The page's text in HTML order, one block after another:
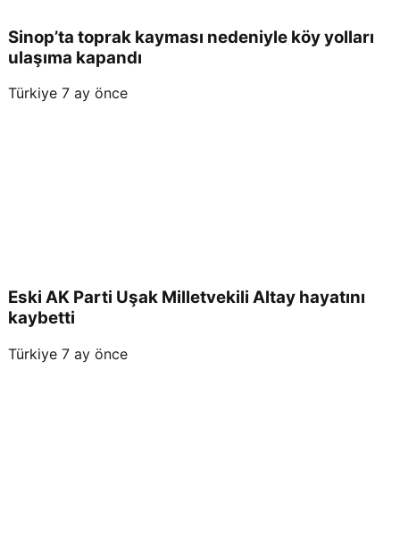
Sinop’ta toprak kayması nedeniyle köy yolları
ulaşıma kapandı
Türkiye 7 ay önce
Eski AK Parti Uşak Milletvekili Altay hayatını
kaybetti
Türkiye 7 ay önce